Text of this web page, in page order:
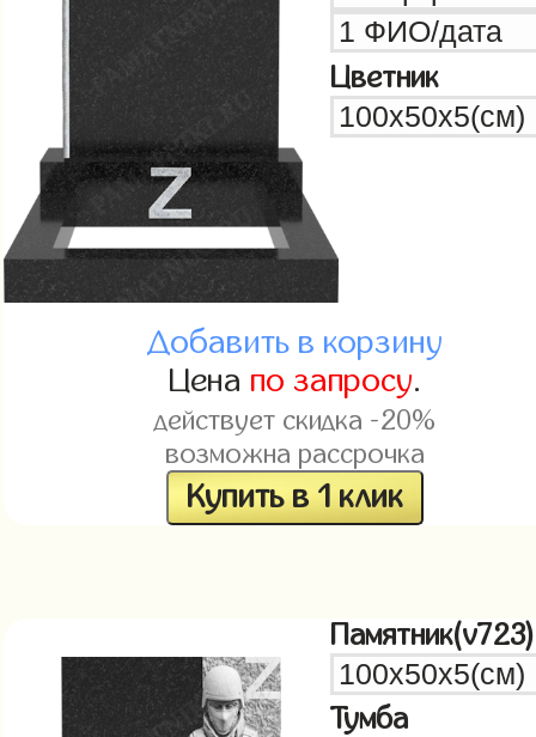
Цветник
Добавить в корзину
Цена по запросу.
действует скидка -20%
возможна рассрочка
Купить в 1 клик
Памятник(v723)
Тумба